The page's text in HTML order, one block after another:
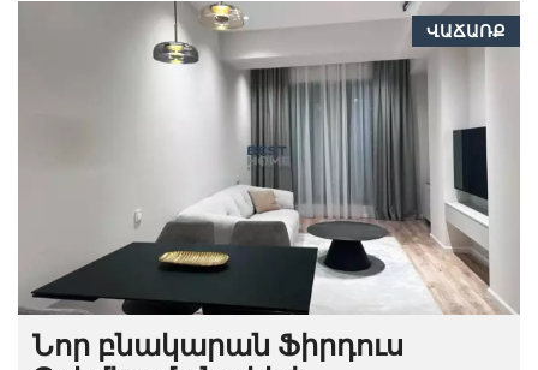
ՎԱՃԱՌՔ
Նոր բնակարան Ֆիրդուս